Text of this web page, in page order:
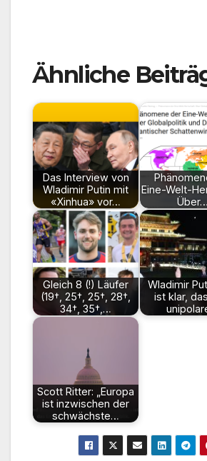
Ähnliche
Das Interview von
Wladimir Putin mit
«Xinhua» vor…
Eine-Welt-
Über…
Gleich 8 (!) Läufer
(19†, 25†, 25†, 28†,
34†, 35†,…
Wladimir
ist klar,
Scott Ritter: „Europa
ist inzwischen der
schwächste…